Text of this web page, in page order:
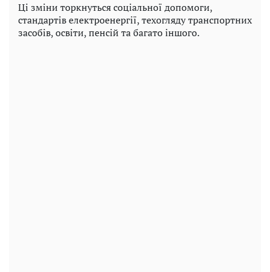
Ці зміни торкнуться соціальної допомоги,
стандартів електроенергії, техогляду транспортних
засобів, освіти, пенсій та багато іншого.